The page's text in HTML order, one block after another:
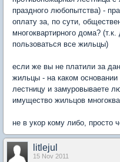
праздного любопытства) -
оплату за, по сути,
многоквартирного дома?
пользоваться все жильцы)
если же вы не платили за
жильцы - на каком
лестницу и замуровываете
имущество жильцов
не в укор кому либо, просто
litlejul
15 Nov 2011